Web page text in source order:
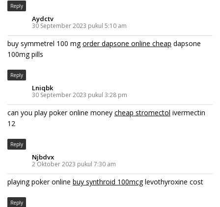
Reply
Aydctv
30 September 2023 pukul 5:10 am
buy symmetrel 100 mgorder dapsone online cheap dapsone
100mg pills
Reply
Lniqbk
30 September 2023 pukul 3:28 pm
can you play poker online money cheap stromectol ivermectin
12
Reply
Njbdvx
2 Oktober 2023 pukul 7:30 am
playing poker online buy synthroid 100mcglevothyroxine cost
Reply